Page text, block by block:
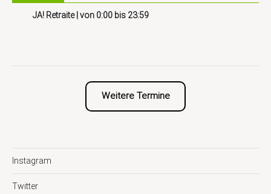
JA! Retraite| von 0:00 bis 23:59
Weitere Termine
Instagram
Twitter